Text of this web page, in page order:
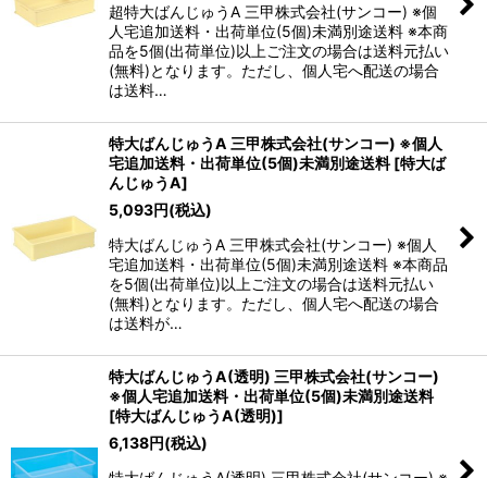
超特大ばんじゅうA 三甲株式会社(サンコー) ※個
人宅追加送料・出荷単位(5個)未満別途送料 ※本商
品を5個(出荷単位)以上ご注文の場合は送料元払い
(無料)となります。ただし、個人宅へ配送の場合
は送料…
特大ばんじゅうA 三甲株式会社(サンコー) ※個人
宅追加送料・出荷単位(5個)未満別途送料 [特大ば
んじゅうA]
5,093円(税込)
特大ばんじゅうA 三甲株式会社(サンコー) ※個人
宅追加送料・出荷単位(5個)未満別途送料 ※本商品
を5個(出荷単位)以上ご注文の場合は送料元払い
(無料)となります。ただし、個人宅へ配送の場合
は送料が…
特大ばんじゅうA(透明) 三甲株式会社(サンコー)
※個人宅追加送料・出荷単位(5個)未満別途送料
[特大ばんじゅうA(透明)]
6,138円(税込)